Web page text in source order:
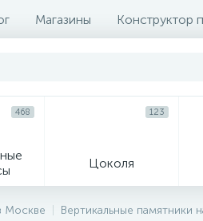
Магазины Конструктор
468
Цоколя
123
Москве Вертикальные памятники